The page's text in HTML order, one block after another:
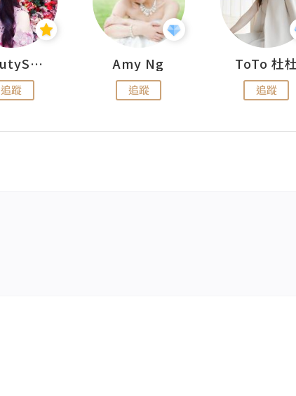
BeautySearch
追蹤
Amy Ng
追蹤
ToTo 杜
追蹤